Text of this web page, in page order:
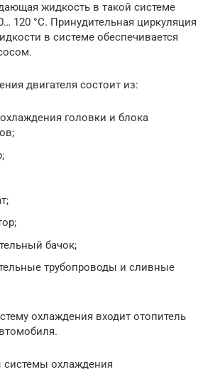
жидкость в такой системе
120 °С. Принудительная циркуляция
в системе обеспечивается
двигателя состоит из:
головки и блока
бачок;
трубопроводы и сливные
охлаждения входит отопитель
охлаждения